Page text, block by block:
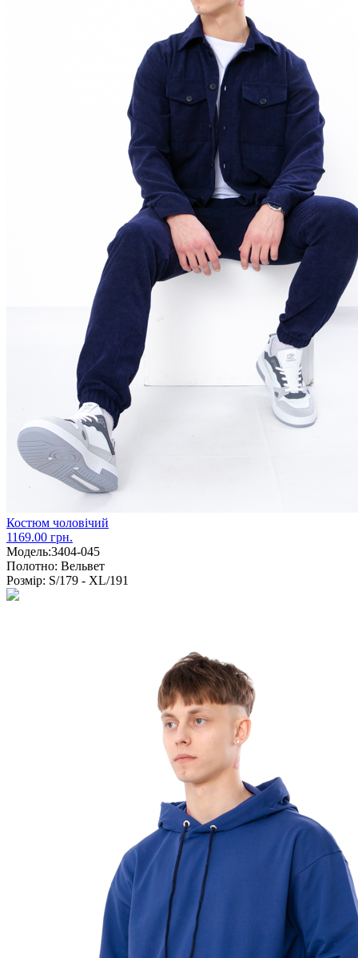
Костюм чоловічий
1169.00 грн.
Модель:3404-045
Полотно: Вельвет
Розмір: S/179 - XL/191